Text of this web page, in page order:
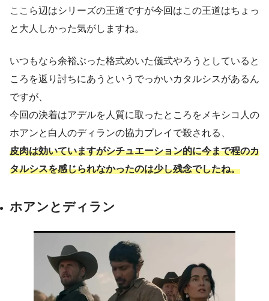
ここら辺はシリーズの王道ですが今回はこの王道はちょっ
と大人しかった気がしますね。
いつもなら余裕ぶった格式めいた儀式やろうとしていると
ころを返り討ちにあうというでっかいカタルシスがあるん
ですが、
今回の決着はアデルを人質に取ったところをメキシコ人の
ホアンと白人のディランの協力プレイで殺される、
皮肉は効いていますがシチュエーション的に今まで程のカ
タルシスを感じられなかったのは少し残念でしたね。
ホアンとディラン